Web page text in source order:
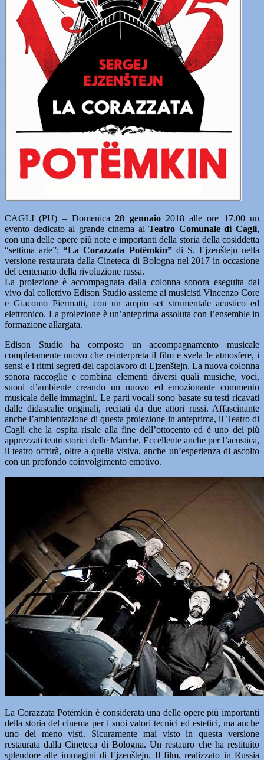
CAGLI (PU) – Domenica28 gennaio2018 alle ore 17.00 un
evento dedicato al grande cinema alTeatro Comunale di Cagli,
con una delle opere più note e importanti della storia della cosiddetta
“settima arte”:“La Corazzata Potëmkin”di S. Ejzenštejn nella
versione restaurata dalla Cineteca di Bologna nel 2017 in occasione
del centenario della rivoluzione russa.
La proiezione è accompagnata dalla colonna sonora eseguita dal
vivo dal collettivo Edison Studio assieme ai musicisti Vincenzo Core
e Giacomo Piermatti, con un ampio set strumentale acustico ed
elettronico. La proiezione è un’anteprima assoluta con l’ensemble in
formazione allargata.
Edison Studio ha composto un accompagnamento musicale
completamente nuovo che reinterpreta il film e svela le atmosfere, i
sensi e i ritmi segreti del capolavoro di Ejzenštejn. La nuova colonna
sonora raccoglie e combina elementi diversi quali musiche, voci,
suoni d’ambiente creando un nuovo ed emozionante commento
musicale delle immagini. Le parti vocali sono basate su testi ricavati
dalle didascalie originali, recitati da due attori russi. Affascinante
anche l’ambientazione di questa proiezione in anteprima, il Teatro di
Cagli che la ospita risale alla fine dell’ottocento ed è uno dei più
apprezzati teatri storici delle Marche. Eccellente anche per l’acustica,
il teatro offrirà, oltre a quella visiva, anche un’esperienza di ascolto
con un profondo coinvolgimento emotivo.
La Corazzata Potëmkin è considerata una delle opere più importanti
della storia del cinema per i suoi valori tecnici ed estetici, ma anche
uno dei meno visti. Sicuramente mai visto in questa versione
restaurata dalla Cineteca di Bologna. Un restauro che ha restituito
splendore alle immagini di Ejzenštejn. Il film, realizzato in Russia